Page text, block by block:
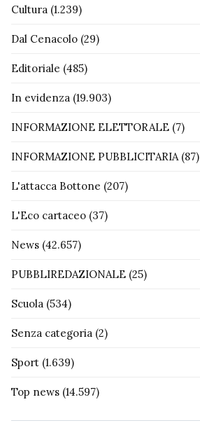
Cultura (1.239)
Dal Cenacolo (29)
Editoriale (485)
In evidenza (19.903)
INFORMAZIONE ELETTORALE (7)
INFORMAZIONE PUBBLICITARIA(87)
L'attacca Bottone (207)
L'Eco cartaceo (37)
News (42.657)
PUBBLIREDAZIONALE (25)
Scuola (534)
Senza categoria (2)
Sport (1.639)
Top news (14.597)